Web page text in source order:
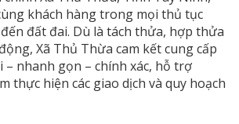
khách hàng trong mọi thủ tục
đất đai. Dù là tách thửa, hợp thửa
Xã Thủ Thừa cam kết cung cấp
nhanh gọn – chính xác, hỗ trợ
thực hiện các giao dịch và quy hoạch